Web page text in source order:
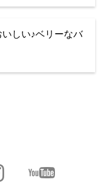
いしい♪ベリーなバ